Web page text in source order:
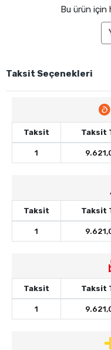
Bu ürün için
Taksit Seçenekleri
Taksit Taksit
1
Taksit Taksit
1
Taksit Taksit
1